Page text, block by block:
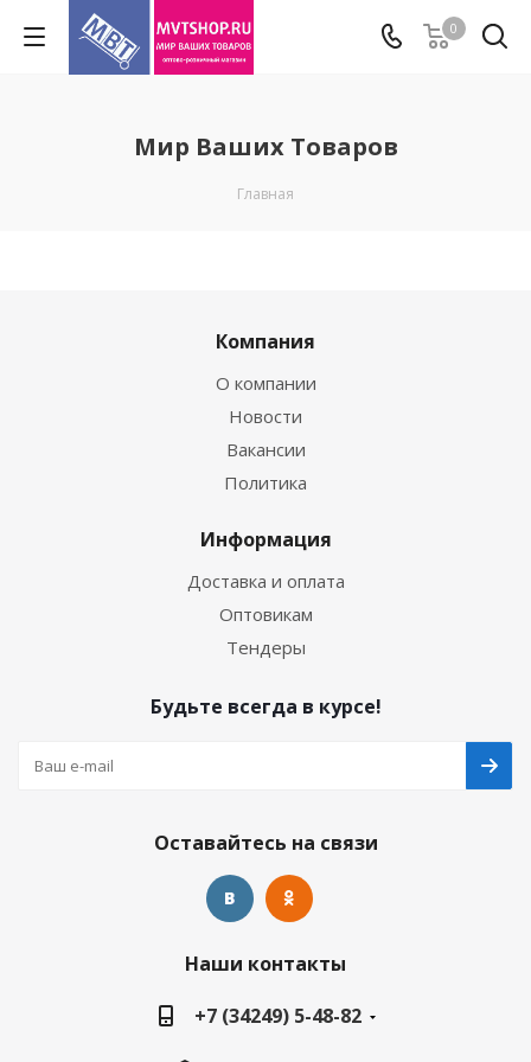
0
Мир Ваших Товаров
Главная
Компания
О компании
Новости
Вакансии
Политика
Информация
Доставка и оплата
Оптовикам
Тендеры
Будьте всегда в курсе!
Оставайтесь на связи
Наши контакты
+7 (34249) 5-48-82